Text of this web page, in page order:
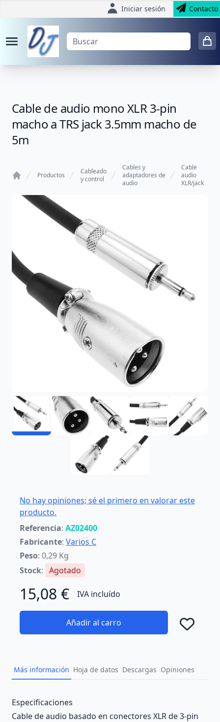
Iniciar sesión Contacto
Cable de audio mono XLR 3-pin
macho a TRS jack 3.5mm macho de
5m
Productos
Cableado
y control
Cables y
adaptadores de
audio
Cable
audio
XLR/jack
No hay opiniones; sé el primero en valorar este
producto.
Referencia: AZ02400
Fabricante: Varios C
Peso: 0,29 Kg
Stock: Agotado
15,08 € IVA incluído
Añadir al carro
Más información Hoja de datos Descargas Opiniones
Description
Especificaciones
Cable de audio basado en conectores XLR de 3-pin